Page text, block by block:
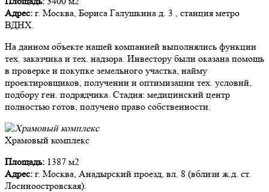
Адрес: г. Москва, Бориса Галушкина д. 3 , станция метро
ВДНХ.
На данном объекте нашей компанией выполнялись функции
тех. заказчика и тех. надзора. Инвестору были оказана помощь
в проверке и покупке земельного участка, найму
проектировщиков, получении и оптимизации тех. условий,
подбору ген. подрядчика. Стадия: медицинский центр
полностью готов, получено право собственности.
Храмовый комплекс
Площадь: 1387 м2
Адрес: г. Москва, Анадырский проезд, вл. 8 (вблизи ж.д. ст.
Лосиноостровская).